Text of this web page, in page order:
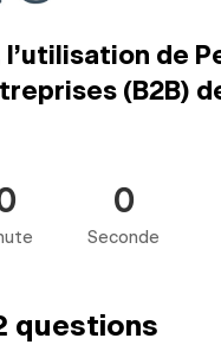
l’utilisation de
(B2B)
0
Seconde
questions